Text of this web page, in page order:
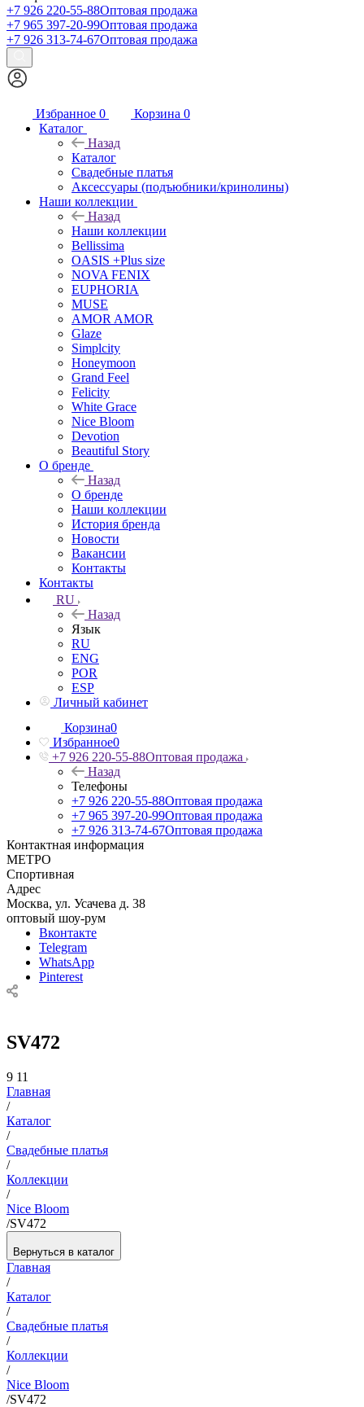
+7 926 220-55-88Оптовая продажа
+7 965 397-20-99Оптовая продажа
+7 926 313-74-67Оптовая продажа
Избранное 0 Корзина 0
Каталог
Назад
Каталог
Свадебные платья
Аксессуары (подъюбники/кринолины)
Наши коллекции
Назад
Наши коллекции
Bellissima
OASIS +Plus size
NOVA FENIX
EUPHORIA
MUSE
AMOR AMOR
Glaze
Simplcity
Honeymoon
Grand Feel
Felicity
White Grace
Nice Bloom
Devotion
Beautiful Story
О бренде
Назад
О бренде
Наши коллекции
История бренда
Новости
Вакансии
Контакты
Контакты
RU
Назад
Язык
RU
ENG
POR
ESP
Личный кабинет
Корзина0
Избранное0
+7 926 220-55-88Оптовая продажа
Назад
Телефоны
+7 926 220-55-88Оптовая продажа
+7 965 397-20-99Оптовая продажа
+7 926 313-74-67Оптовая продажа
Контактная информация
МЕТРО
Спортивная
Адрес
Москва, ул. Усачева д. 38
оптовый шоу-рум
Вконтакте
Telegram
WhatsApp
Pinterest
SV472
9 11
Главная
/
Каталог
/
Свадебные платья
/
Коллекции
/
Nice Bloom
/SV472
Вернуться в каталог
Главная
/
Каталог
/
Свадебные платья
/
Коллекции
/
Nice Bloom
/SV472